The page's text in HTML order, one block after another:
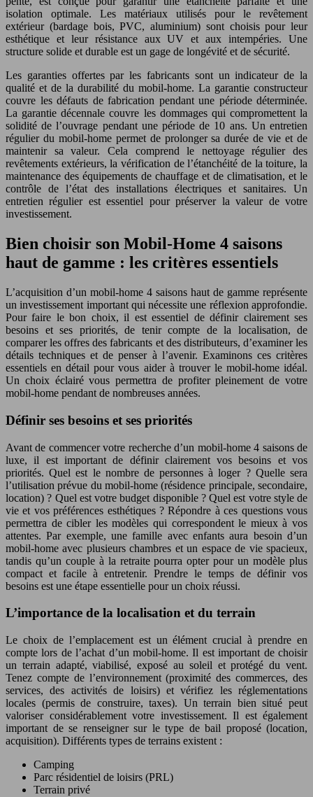
isolation optimale. Les matériaux utilisés pour le revêtement
extérieur (bardage bois, PVC, aluminium) sont choisis pour leur
esthétique et leur résistance aux UV et aux intempéries. Une
structure solide et durable est un gage de longévité et de sécurité.
Les garanties offertes par les fabricants sont un indicateur de la
qualité et de la durabilité du mobil-home. La garantie constructeur
couvre les défauts de fabrication pendant une période déterminée.
La garantie décennale couvre les dommages qui compromettent la
solidité de l’ouvrage pendant une période de 10 ans. Un entretien
régulier du mobil-home permet de prolonger sa durée de vie et de
maintenir sa valeur. Cela comprend le nettoyage régulier des
revêtements extérieurs, la vérification de l’étanchéité de la toiture, la
maintenance des équipements de chauffage et de climatisation, et le
contrôle de l’état des installations électriques et sanitaires. Un
entretien régulier est essentiel pour préserver la valeur de votre
investissement.
Bien choisir son Mobil-Home 4 saisons
haut de gamme : les critères essentiels
L’acquisition d’un mobil-home 4 saisons haut de gamme représente
un investissement important qui nécessite une réflexion approfondie.
Pour faire le bon choix, il est essentiel de définir clairement ses
besoins et ses priorités, de tenir compte de la localisation, de
comparer les offres des fabricants et des distributeurs, d’examiner les
détails techniques et de penser à l’avenir. Examinons ces critères
essentiels en détail pour vous aider à trouver le mobil-home idéal.
Un choix éclairé vous permettra de profiter pleinement de votre
mobil-home pendant de nombreuses années.
Définir ses besoins et ses priorités
Avant de commencer votre recherche d’un mobil-home 4 saisons de
luxe, il est important de définir clairement vos besoins et vos
priorités. Quel est le nombre de personnes à loger ? Quelle sera
l’utilisation prévue du mobil-home (résidence principale, secondaire,
location) ? Quel est votre budget disponible ? Quel est votre style de
vie et vos préférences esthétiques ? Répondre à ces questions vous
permettra de cibler les modèles qui correspondent le mieux à vos
attentes. Par exemple, une famille avec enfants aura besoin d’un
mobil-home avec plusieurs chambres et un espace de vie spacieux,
tandis qu’un couple à la retraite pourra opter pour un modèle plus
compact et facile à entretenir. Prendre le temps de définir vos
besoins est une étape essentielle pour un choix réussi.
L’importance de la localisation et du terrain
Le choix de l’emplacement est un élément crucial à prendre en
compte lors de l’achat d’un mobil-home. Il est important de choisir
un terrain adapté, viabilisé, exposé au soleil et protégé du vent.
Tenez compte de l’environnement (proximité des commerces, des
services, des activités de loisirs) et vérifiez les réglementations
locales (permis de construire, taxes). Un terrain bien situé peut
valoriser considérablement votre investissement. Il est également
important de se renseigner sur le type de bail proposé (location,
acquisition). Différents types de terrains existent :
Camping
Parc résidentiel de loisirs (PRL)
Terrain privé